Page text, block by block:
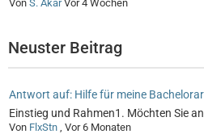
Von S. Akar Vor 4 Wochen
Neuster Beitrag
Antwort auf: Hilfe für meine
Einstieg und Rahmen1. Möchten Sie
Von FlxStn , Vor 6 Monaten